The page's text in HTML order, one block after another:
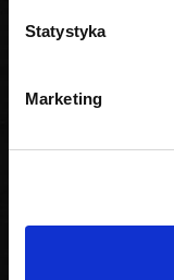
Statystyka
Marketing